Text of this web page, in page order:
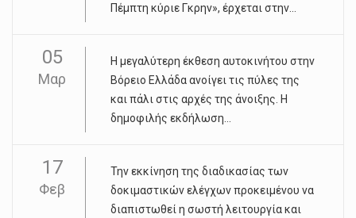
Πέμπτη κύριε Γκρην», έρχεται στην...
05
Μαρ
Η μεγαλύτερη έκθεση αυτοκινήτου στην
Βόρειο Ελλάδα ανοίγει τις πύλες της
και πάλι στις αρχές της άνοιξης. Η
δημοφιλής εκδήλωση...
17
Φεβ
Την εκκίνηση της διαδικασίας των
δοκιμαστικών ελέγχων προκειμένου να
διαπιστωθεί η σωστή λειτουργία και